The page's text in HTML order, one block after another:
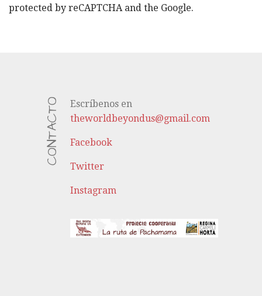
protected by reCAPTCHA and the Google.
CONTACTO
Escríbenos en
theworldbeyondus@gmail.com
Facebook
Twitter
Instagram